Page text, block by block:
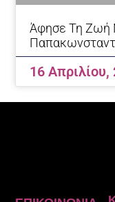
Άφησε Τη Ζωή
16 Απριλίου,